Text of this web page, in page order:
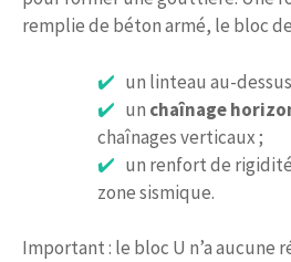
remplie de béton armé, le bloc
un linteau au-
un chaînage
chaînages verticaux ;
un renfort de
zone sismique.
Important : le bloc U n’a aucune